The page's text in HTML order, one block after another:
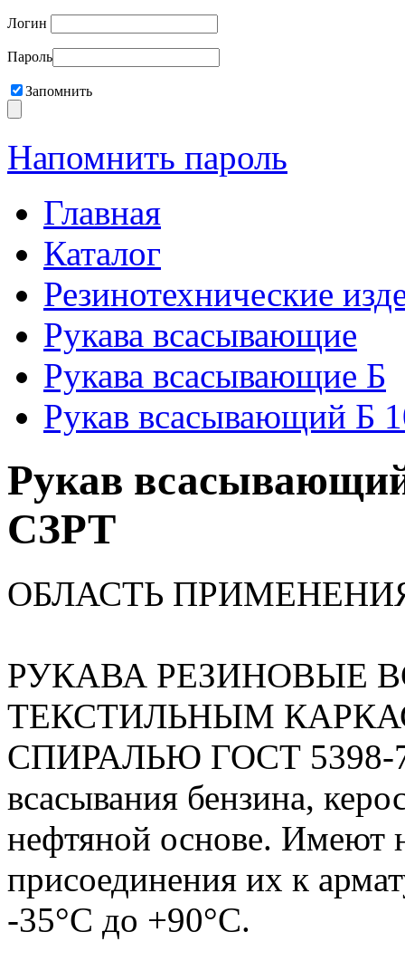
Логин
Пароль
Запомнить
Напомнить пароль
Главная
Каталог
Резинотехнические
Рукава всасывающие
Рукава всасывающие Б
Рукав всасывающий Б
Рукав
СЗРТ
ОБЛАСТЬ
РУКАВА РЕЗИНОВЫЕ
ТЕКСТИЛЬНЫМ
СПИРАЛЬЮ ГОСТ 5398-
всасывания бензина,
нефтяной основе. Имеют
присоединения их к
-35°С до +90°С.